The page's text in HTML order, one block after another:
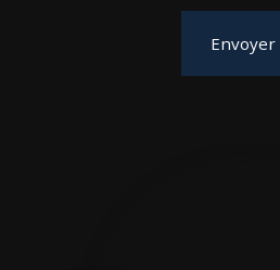
Envoyer